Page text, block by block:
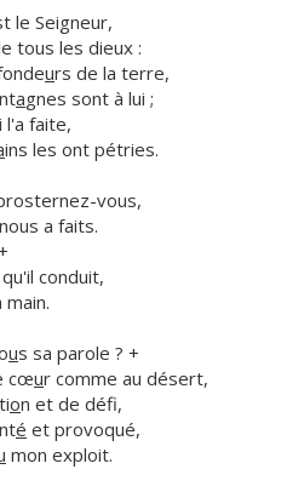
le Seigneur,
tous les dieux :
urs de la terre,
agnes sont à lui ;
l'a faite,
ins les ont pétries.
vous,
a faits.
conduit,
main.
us sa parole ? +
cœur comme au désert,
on et de défi,
é et provoqué,
mon exploit.